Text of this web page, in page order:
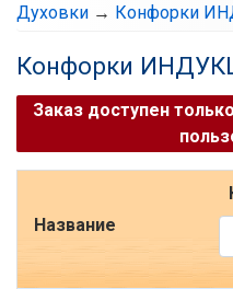
Духовки → Конфорки
Конфорки
Заказ доступен
Название